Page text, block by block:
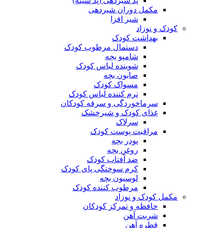
مکمل دوران شیردهی
شیر افزا
کودک و نوزاد
بهداشت کودک
دستمال مرطوب کودک
شامپو بچه
شوینده لباس کودک
صابون بچه
مسواک کودک
نرم کننده لباس کودک
سرماخوردگی و سرفه کودکان
غذای کودک و شیرخشک
سرلاک
مراقبت پوست کودک
پودر بچه
روغن بچه
ضد آفتاب کودک
کرم سوختگی پای کودک
لوسیون بچه
مرطوب کننده کودک
مکمل کودک و نوزاد
حافظه و تمرکز کودکان
شربت آهن
قطره آهن